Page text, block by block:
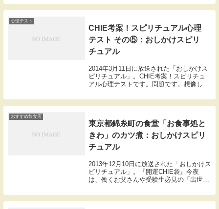
ーを訪れます。【西銀座チャンスセンタ
ー】多くのお客さんに対応できるように売
心理テスト
CHIE考案！スピリチュアル心理
テスト その⑤：おしかけスピリ
チュアル
2014年3月11日に放送された「おしかけス
ピリチュアル」。CHIE考案！スピリチュ
アル心理テストです。問題です。想像して
っ白なテーブルがあります。そこに一輪の
花を飾ることにしました。あなたなら何色
おすすめ飲食店
東京都錦糸町の食堂「お食事処と
きわ」のカツ煮：おしかけスピリ
チュアル
2013年12月10日に放送された「おしかけス
ピリチュアル」。『開運CHIE袋』今夜
は、働くお父さんや受験生必見の「出世の
る！？美味絶品のご利益グルメ！』そのお
店は東京都錦糸町にある小さな食堂「お食